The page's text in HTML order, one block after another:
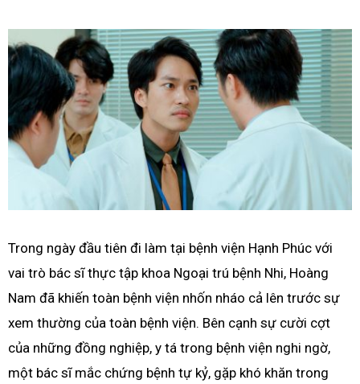
Trong ngày đầu tiên đi làm tại bệnh viện Hạnh Phúc với
vai trò bác sĩ thực tập khoa Ngoại trú bệnh Nhi, Hoàng
Nam đã khiến toàn bệnh viện nhốn nháo cả lên trước sự
xem thường của toàn bệnh viện. Bên cạnh sự cười cợt
của những đồng nghiệp, y tá trong bệnh viện nghi ngờ,
một bác sĩ mắc chứng bệnh tự kỷ, gặp khó khăn trong